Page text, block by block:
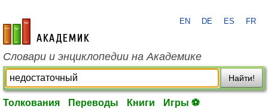
academic.ru
EN DE ES FR
Словари и энциклопедии на Академике
Найти!
Толкования Переводы Книги Игры ⚽